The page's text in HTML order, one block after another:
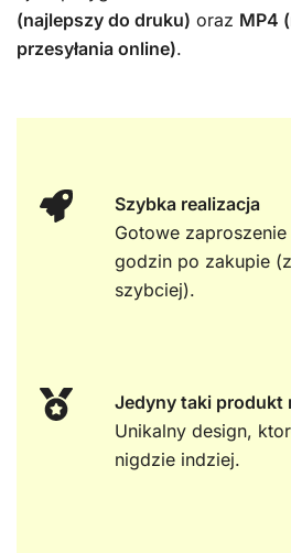
(najlepszy do druku) oraz MP4
przesyłania online).
Szybka realizacja
Gotowe
godzin po zakupie
szybciej).
Jedyny taki produkt
Unikalny design,
nigdzie indziej.